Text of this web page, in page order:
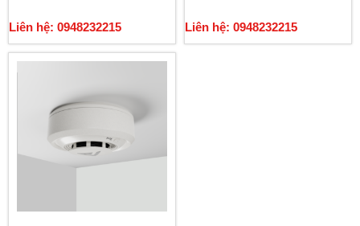
Liên hệ: 0948232215 Liên hệ: 0948232215